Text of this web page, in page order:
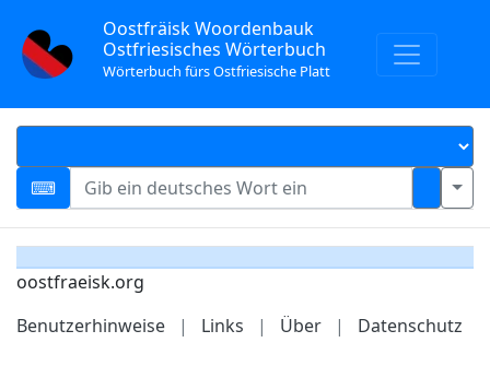
Oostfräisk Woordenbauk
Ostfriesisches Wörterbuch
Wörterbuch fürs Ostfriesische Platt
oostfraeisk.org
Benutzerhinweise
| Links | Über | Datenschutz